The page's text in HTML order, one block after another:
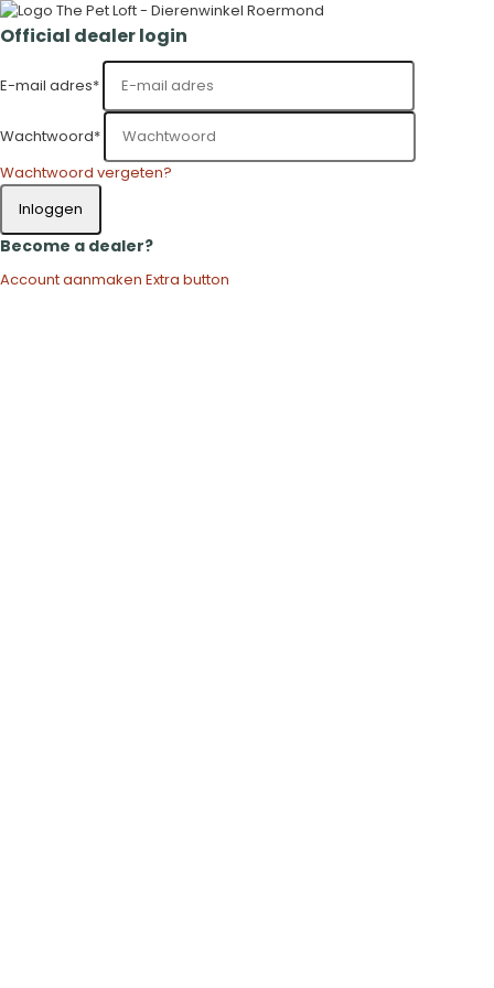
Official dealer login
E-mail adres*
Wachtwoord*
Wachtwoord vergeten?
Inloggen
Become a dealer?
Account aanmaken Extra button